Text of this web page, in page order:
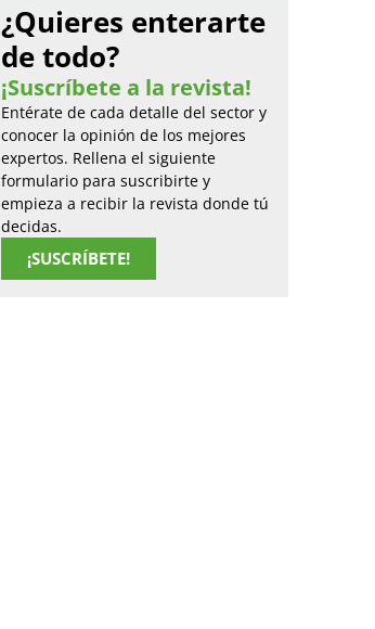
¿Quieres enterarte
de todo?
¡Suscríbete a la revista!
Entérate de cada detalle del sector y
conocer la opinión de los mejores
expertos. Rellena el siguiente
formulario para suscribirte y
empieza a recibir la revista donde tú
decidas.
¡SUSCRÍBETE!